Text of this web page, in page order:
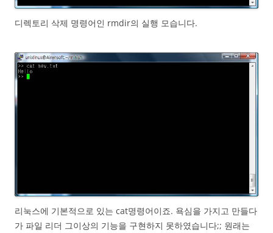
디렉토리 삭제 명령어인 rmdir의 실행 모습니다.
리눅스에 기본적으로 있는 cat명령어이죠. 욕심을 가지고 만들다
가 파일 리더 그이상의 기능을 구현하지 못하였습니다;; 원래는